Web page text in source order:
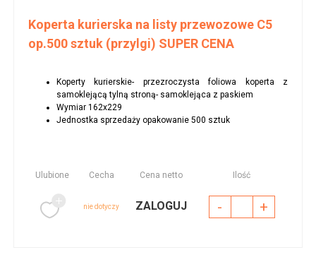
Koperta kurierska na listy przewozowe C5
op.500 sztuk (przylgi) SUPER CENA
Koperty kurierskie- przezroczysta foliowa koperta z
samoklejącą tylną stroną- samoklejąca z paskiem
Wymiar 162x229
Jednostka sprzedaży opakowanie 500 sztuk
Ulubione Cecha Cena netto Ilość
nie dotyczy ZALOGUJ - +